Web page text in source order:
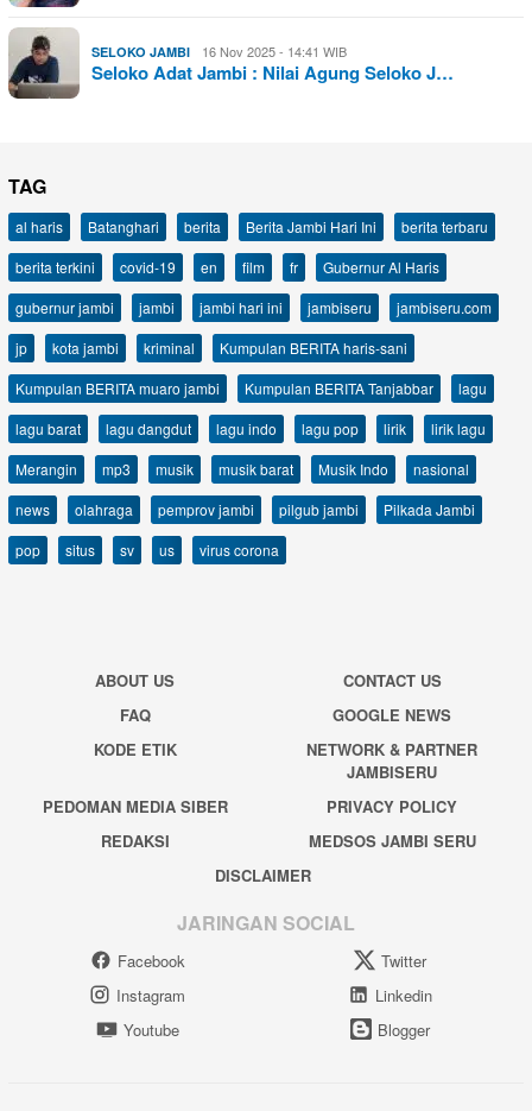
SELOKO JAMBI 16 Nov 2025 - 14:41 WIB
Seloko Adat Jambi : Nilai Agung Seloko J…
TAG
al haris Batanghari berita Berita Jambi Hari Ini
berita terbaru
berita terkini
covid-19 en film fr
Gubernur Al Haris
gubernur jambi
jambi jambi hari ini jambiseru
jambiseru.com
jp
kota jambi kriminal
Kumpulan BERITA haris-sani
Kumpulan BERITA muaro jambi
Kumpulan BERITA Tanjabbar
lagu
lagu barat
lagu dangdut lagu indo lagu pop lirik
lirik lagu
Merangin
mp3 musik musik barat Musik Indo
nasional
news
olahraga pemprov jambi pilgub jambi
Pilkada Jambi
pop
situs sv us virus corona
ABOUT US
CONTACT US
FAQ
GOOGLE NEWS
KODE ETIK
NETWORK & PARTNER
JAMBISERU
PEDOMAN MEDIA SIBER
PRIVACY POLICY
REDAKSI
MEDSOS JAMBI SERU
DISCLAIMER
JARINGAN SOCIAL
Facebook
Twitter
Instagram
Linkedin
Youtube
Blogger